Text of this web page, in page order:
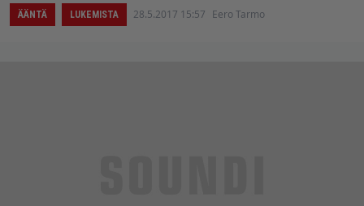
ÄÄNTÄ LUKEMISTA 28.5.2017 15:57 Eero Tarmo